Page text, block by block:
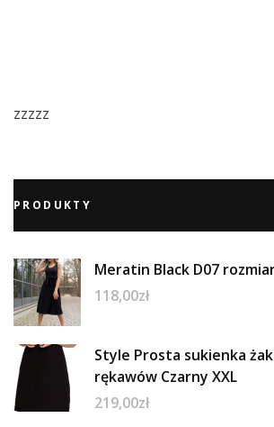
zzzzz
PRODUKTY
Meratin Black D07
118,00zł
Style Prosta sukienka
rękawów Czarny XXL
219,00zł